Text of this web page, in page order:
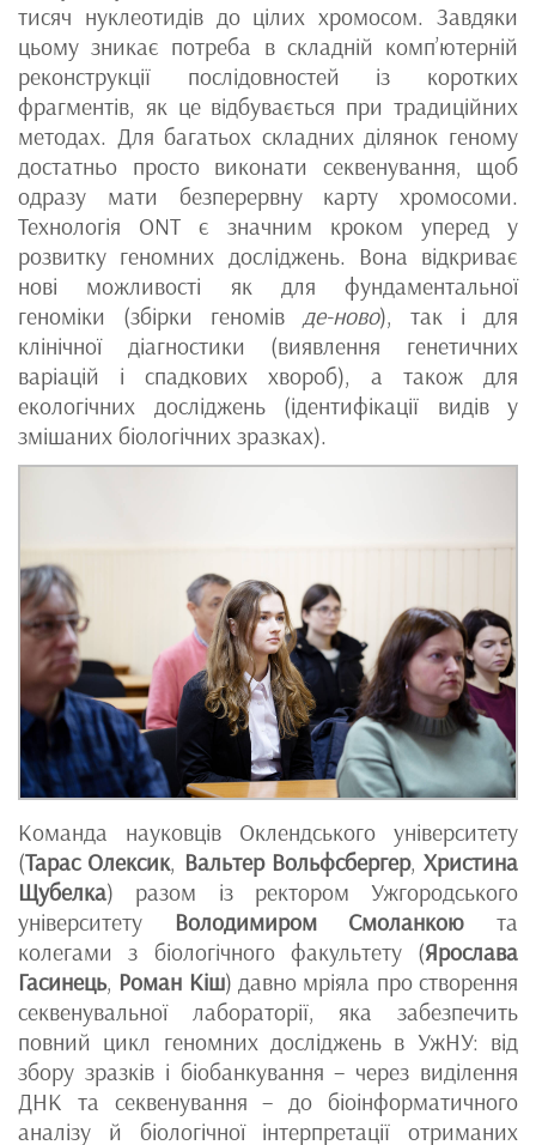
тисяч нуклеотидів до цілих хромосом. Завдяки
цьому зникає потреба в складній комп’ютерній
реконструкції послідовностей із коротких
фрагментів, як це відбувається при традиційних
методах. Для багатьох складних ділянок геному
достатньо просто виконати секвенування, щоб
одразу мати безперервну карту хромосоми.
Технологія ONT є значним кроком уперед у
розвитку геномних досліджень. Вона відкриває
нові можливості як для фундаментальної
геноміки (збірки геномів де-ново), так і для
клінічної діагностики (виявлення генетичних
варіацій і спадкових хвороб), а також для
екологічних досліджень (ідентифікації видів у
змішаних біологічних зразках).
Команда науковців Оклендського університету
(Тарас Олексик, Вальтер Вольфсбергер, Христина
Щубелка) разом із ректором Ужгородського
університету Володимиром Смоланкою та
колегами з біологічного факультету (Ярослава
Гасинець, Роман Кіш) давно мріяла про створення
секвенувальної лабораторії, яка забезпечить
повний цикл геномних досліджень в УжНУ: від
збору зразків і біобанкування – через виділення
ДНК та секвенування – до біоінформатичного
аналізу й біологічної інтерпретації отриманих